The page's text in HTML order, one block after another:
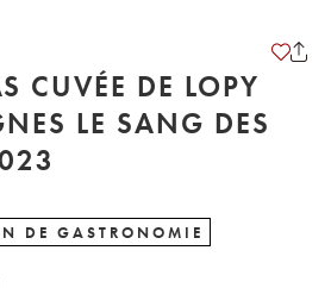
CUVÉE DE LOPY
LE SANG DES
2023
DE GASTRONOMIE